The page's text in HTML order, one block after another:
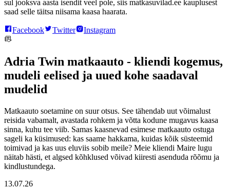
sul jooksva aasta isendit veel pole, siis matkasuvilad.ee kauplusest
saad selle täitsa niisama kaasa haarata.
Facebook Twitter Instagram
Adria Twin matkaauto - kliendi kogemus,
mudeli eelised ja uued kohe saadaval
mudelid
Matkaauto soetamine on suur otsus. See tähendab uut võimalust
reisida vabamalt, avastada rohkem ja võtta kodune mugavus kaasa
sinna, kuhu tee viib. Samas kaasnevad esimese matkaauto ostuga
sageli ka küsimused: kas saame hakkama, kuidas kõik süsteemid
toimivad ja kas uus eluviis sobib meile? Meie kliendi Maire lugu
näitab hästi, et algsed kõhklused võivad kiiresti asenduda rõõmu ja
kindlustundega.
13.07.26